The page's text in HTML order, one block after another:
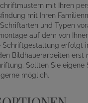
mit Ihren
mit Ihren
und Typen
auf dem von
Schriftgestaltung erfolgt
Bildhauerarbeiten erst
Sollten Sie
möglich.